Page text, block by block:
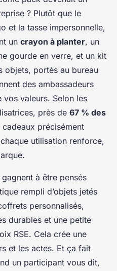
? Plutôt que le
et la tasse impersonnelle,
un crayon à planter, un
gourde en verre, et un kit
objets, portés au bureau
des ambassadeurs
vos valeurs. Selon les
près de 67 % des
précisément
utilisation renforce,
à être pensés
rempli d’objets jetés
personnalisés,
durables et une petite
RSE. Cela crée une
et les actes. Et ça fait
un participant vous dit,